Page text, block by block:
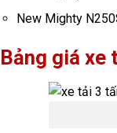
New Mighty
Bảng giá xe